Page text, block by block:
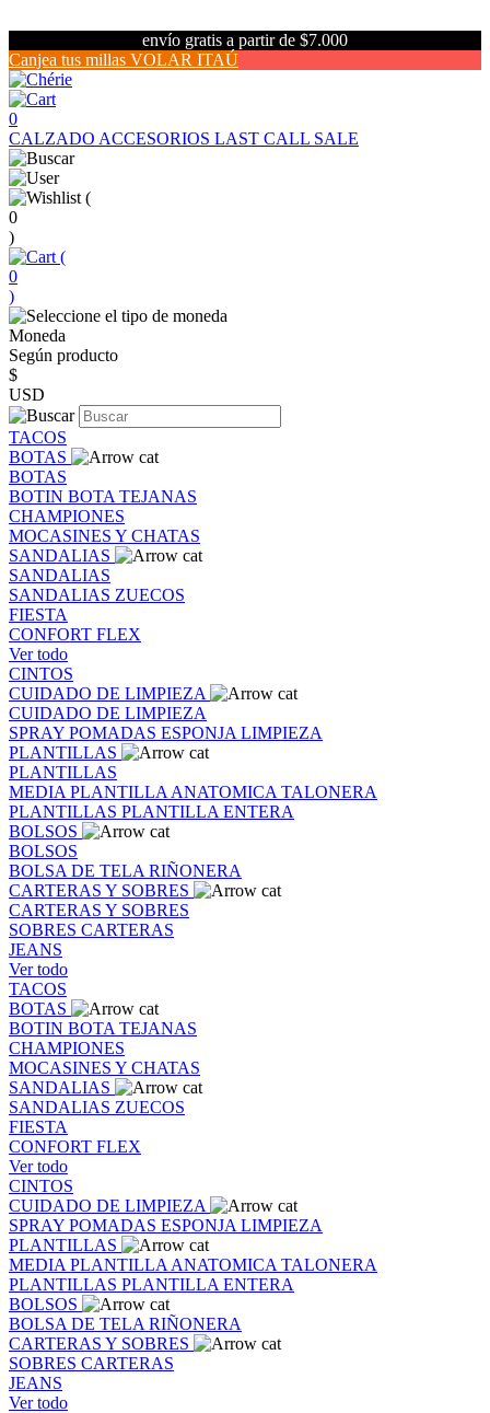
envío gratis a partir de $7.000
Canjea tus millas VOLAR ITAÚ
0
CALZADO ACCESORIOS LAST CALL SALE
(
0
)
(
0
)
Moneda
Según producto
$
USD
TACOS
BOTAS
BOTAS
BOTIN BOTA TEJANAS
CHAMPIONES
MOCASINES Y CHATAS
SANDALIAS
SANDALIAS
SANDALIAS ZUECOS
FIESTA
CONFORT FLEX
Ver todo
CINTOS
CUIDADO DE LIMPIEZA
CUIDADO DE LIMPIEZA
SPRAY POMADAS ESPONJA LIMPIEZA
PLANTILLAS
PLANTILLAS
MEDIA PLANTILLA ANATOMICA TALONERA
PLANTILLAS PLANTILLA ENTERA
BOLSOS
BOLSOS
BOLSA DE TELA RIÑONERA
CARTERAS Y SOBRES
CARTERAS Y SOBRES
SOBRES CARTERAS
JEANS
Ver todo
TACOS
BOTAS
BOTIN BOTA TEJANAS
CHAMPIONES
MOCASINES Y CHATAS
SANDALIAS
SANDALIAS ZUECOS
FIESTA
CONFORT FLEX
Ver todo
CINTOS
CUIDADO DE LIMPIEZA
SPRAY POMADAS ESPONJA LIMPIEZA
PLANTILLAS
MEDIA PLANTILLA ANATOMICA TALONERA
PLANTILLAS PLANTILLA ENTERA
BOLSOS
BOLSA DE TELA RIÑONERA
CARTERAS Y SOBRES
SOBRES CARTERAS
JEANS
Ver todo